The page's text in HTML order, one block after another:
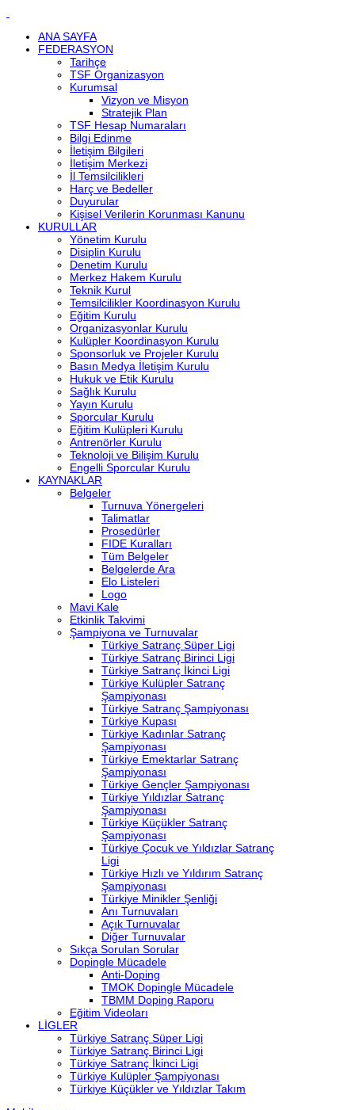
ANA SAYFA
FEDERASYON
Tarihçe
TSF Organizasyon
Kurumsal
Vizyon ve Misyon
Stratejik Plan
TSF Hesap Numaraları
Bilgi Edinme
İletişim Bilgileri
İletişim Merkezi
İl Temsilcilikleri
Harç ve Bedeller
Duyurular
Kişisel Verilerin Korunması Kanunu
KURULLAR
Yönetim Kurulu
Disiplin Kurulu
Denetim Kurulu
Merkez Hakem Kurulu
Teknik Kurul
Temsilcilikler Koordinasyon Kurulu
Eğitim Kurulu
Organizasyonlar Kurulu
Kulüpler Koordinasyon Kurulu
Sponsorluk ve Projeler Kurulu
Basın Medya İletişim Kurulu
Hukuk ve Etik Kurulu
Sağlık Kurulu
Yayın Kurulu
Sporcular Kurulu
Eğitim Kulüpleri Kurulu
Antrenörler Kurulu
Teknoloji ve Bilişim Kurulu
Engelli Sporcular Kurulu
KAYNAKLAR
Belgeler
Turnuva Yönergeleri
Talimatlar
Prosedürler
FIDE Kuralları
Tüm Belgeler
Belgelerde Ara
Elo Listeleri
Logo
Mavi Kale
Etkinlik Takvimi
Şampiyona ve Turnuvalar
Türkiye Satranç Süper Ligi
Türkiye Satranç Birinci Ligi
Türkiye Satranç İkinci Ligi
Türkiye Kulüpler Satranç
Şampiyonası
Türkiye Satranç Şampiyonası
Türkiye Kupası
Türkiye Kadınlar Satranç
Şampiyonası
Türkiye Emektarlar Satranç
Şampiyonası
Türkiye Gençler Şampiyonası
Türkiye Yıldızlar Satranç
Şampiyonası
Türkiye Küçükler Satranç
Şampiyonası
Türkiye Çocuk ve Yıldızlar Satranç
Ligi
Türkiye Hızlı ve Yıldırım Satranç
Şampiyonası
Türkiye Minikler Şenliği
Anı Turnuvaları
Açık Turnuvalar
Diğer Turnuvalar
Sıkça Sorulan Sorular
Dopingle Mücadele
Anti-Doping
TMOK Dopingle Mücadele
TBMM Doping Raporu
Eğitim Videoları
LİGLER
Türkiye Satranç Süper Ligi
Türkiye Satranç Birinci Ligi
Türkiye Satranç İkinci Ligi
Türkiye Kulüpler Şampiyonası
Türkiye Küçükler ve Yıldızlar Takım